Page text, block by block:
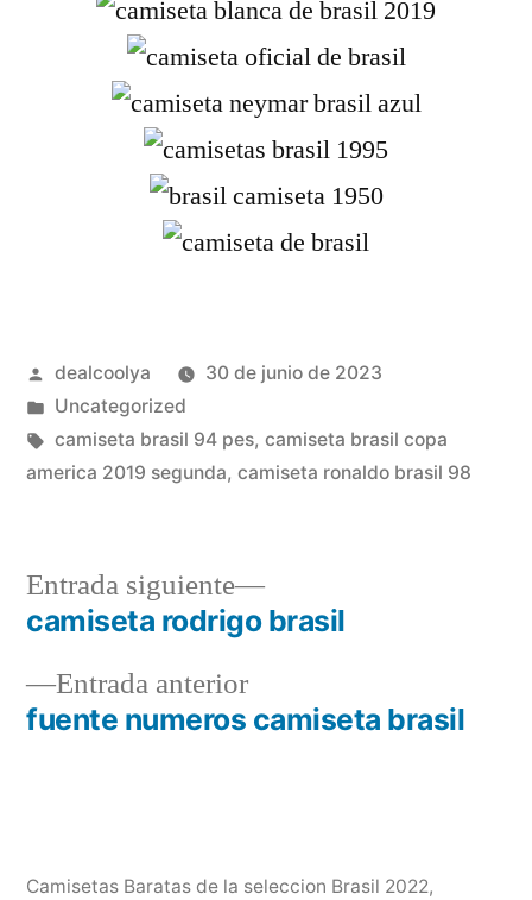
Publicado
por
dealcoolya
30 de junio de 2023
Publicado
en
Uncategorized
Etiquetas:
camiseta brasil 94 pes, camiseta brasil copa
america 2019 segunda, camiseta ronaldo brasil 98
Navegación
deEntrada anteriorEntrada
anterior:
fuente numeros camiseta brasil
Entrada siguiente
Entrada
siguiente:
camiseta rodrigo brasil
Camisetas Baratas de la seleccion Brasil 2022,